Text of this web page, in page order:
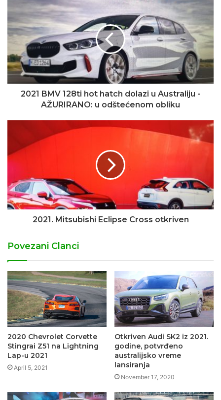
2021 BMV 128ti hot hatch dolazi u Australiju -
AŽURIRANO: u odštećenom obliku
2021. Mitsubishi Eclipse Cross otkriven
Povezani Clanci
2020 Chevrolet Corvette
Stingrai Z51 na Lightning
Lap-u 2021
April 5, 2021
Otkriven Audi SK2 iz 2021.
godine, potvrđeno
australijsko vreme
lansiranja
November 17, 2020